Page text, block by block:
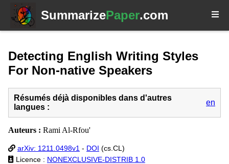
SummarizePaper.com
Detecting English Writing Styles
For Non-native Speakers
Résumés déjà disponibles dans d'autres
langues :
en
Auteurs : Rami Al-Rfou'
arXiv: 1211.0498v1 - DOI (cs.CL)
Licence : NONEXCLUSIVE-DISTRIB 1.0